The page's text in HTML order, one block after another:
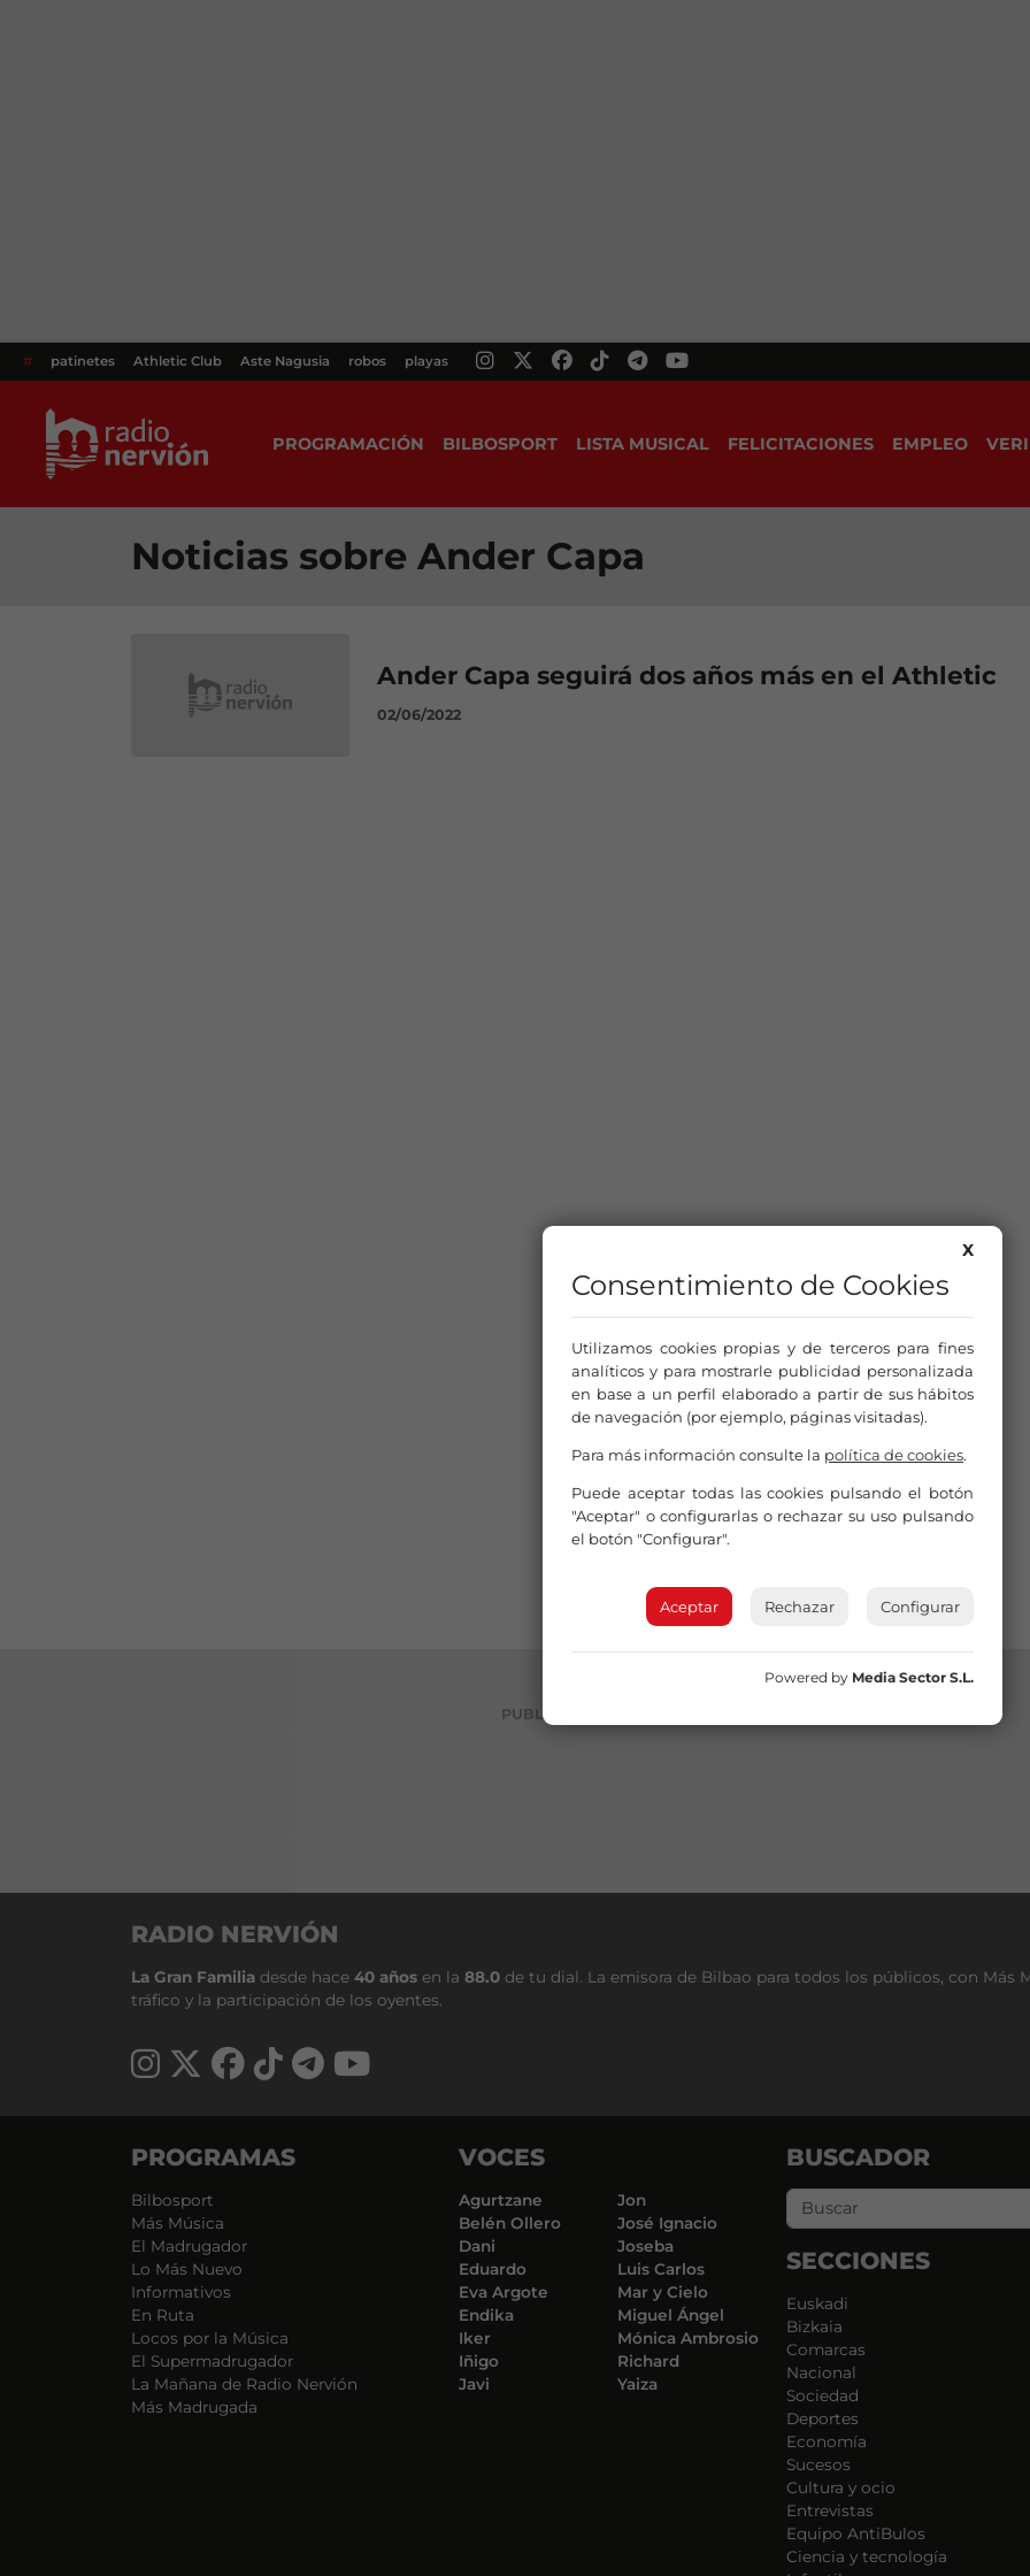
# patinetes Athletic Club Aste Nagusia robos playas
PROGRAMACIÓN BILBOSPORT LISTA MUSICAL FELICITACIONES EMPLEO
Noticias sobre Ander Capa
Ander Capa seguirá dos años más en el Athletic
02/06/2022
PUBLICIDAD
RADIO NERVIÓN
La Gran Familia desde hace 40 años en la 88.0 de tu dial. La emisora de Bilbao para todos los públicos, con Más
tráfico y la participación de los oyentes.
PROGRAMAS
Bilbosport
Más Música
El Madrugador
Lo Más Nuevo
Informativos
En Ruta
Locos por la Música
El Supermadrugador
La Mañana de Radio Nervión
Más Madrugada
VOCES
Agurtzane
Belén Ollero
Dani
Eduardo
Eva Argote
Endika
Iker
Iñigo
Javi
Jon
José Ignacio
Joseba
Luis Carlos
Mar y Cielo
Miguel Ángel
Mónica Ambrosio
Richard
Yaiza
BUSCADOR
SECCIONES
Euskadi
Bizkaia
Comarcas
Nacional
Sociedad
Deportes
Economía
Sucesos
Cultura y ocio
Entrevistas
Equipo AntiBulos
Ciencia y tecnología
X
Consentimiento de Cookies
Utilizamos cookies propias y de terceros para fines
analíticos y para mostrarle publicidad personalizada
en base a un perfil elaborado a partir de sus hábitos
de navegación (por ejemplo, páginas visitadas).
Para más información consulte la política de cookies.
Puede aceptar todas las cookies pulsando el botón
"Aceptar" o configurarlas o rechazar su uso pulsando
el botón "Configurar".
Aceptar Rechazar Configurar
Powered by Media Sector S.L.